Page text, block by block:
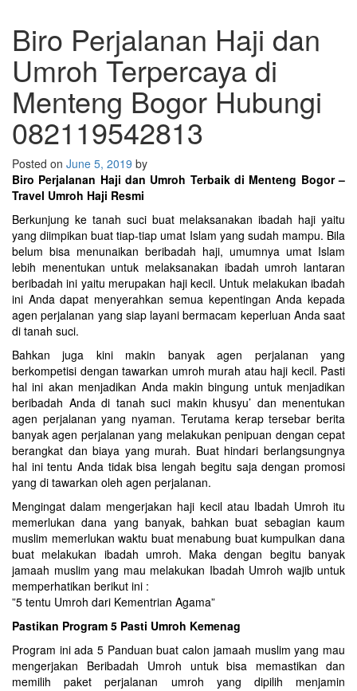
Biro Perjalanan Haji dan
Umroh Terpercaya di
Menteng Bogor Hubungi
082119542813
Posted on June 5, 2019 by
Biro Perjalanan Haji dan Umroh Terbaik di Menteng Bogor –
Travel Umroh Haji Resmi
Berkunjung ke tanah suci buat melaksanakan ibadah haji yaitu
yang diimpikan buat tiap-tiap umat Islam yang sudah mampu. Bila
belum bisa menunaikan beribadah haji, umumnya umat Islam
lebih menentukan untuk melaksanakan ibadah umroh lantaran
beribadah ini yaitu merupakan haji kecil. Untuk melakukan ibadah
ini Anda dapat menyerahkan semua kepentingan Anda kepada
agen perjalanan yang siap layani bermacam keperluan Anda saat
di tanah suci.
Bahkan juga kini makin banyak agen perjalanan yang
berkompetisi dengan tawarkan umroh murah atau haji kecil. Pasti
hal ini akan menjadikan Anda makin bingung untuk menjadikan
beribadah Anda di tanah suci makin khusyu’ dan menentukan
agen perjalanan yang nyaman. Terutama kerap tersebar berita
banyak agen perjalanan yang melakukan penipuan dengan cepat
berangkat dan biaya yang murah. Buat hindari berlangsungnya
hal ini tentu Anda tidak bisa lengah begitu saja dengan promosi
yang di tawarkan oleh agen perjalanan.
Mengingat dalam mengerjakan haji kecil atau Ibadah Umroh itu
memerlukan dana yang banyak, bahkan buat sebagian kaum
muslim memerlukan waktu buat menabung buat kumpulkan dana
buat melakukan ibadah umroh. Maka dengan begitu banyak
jamaah muslim yang mau melakukan Ibadah Umroh wajib untuk
memperhatikan berikut ini :
”5 tentu Umroh dari Kementrian Agama”
Pastikan Program 5 Pasti Umroh Kemenag
Program ini ada 5 Panduan buat calon jamaah muslim yang mau
mengerjakan Beribadah Umroh untuk bisa memastikan dan
memilih paket perjalanan umroh yang dipilih menjamin